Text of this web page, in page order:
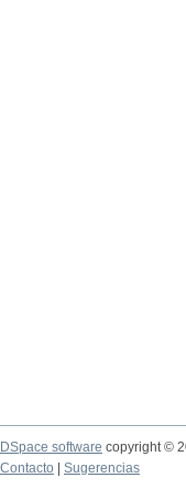
DSpace software copyright ©
Contacto
Sugerencias